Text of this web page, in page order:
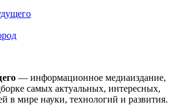
— информационное медиаиздание,
самых актуальных, интересных,
в мире науки, технологий и развития.